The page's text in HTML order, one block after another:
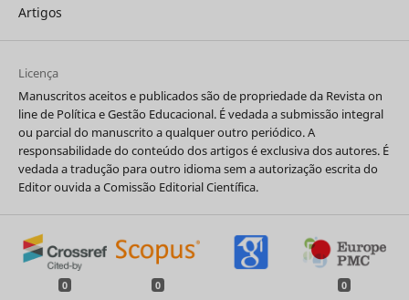
Artigos
Licença
Manuscritos aceitos e publicados são de propriedade da Revista on
line de Política e Gestão Educacional. É vedada a submissão integral
ou parcial do manuscrito a qualquer outro periódico. A
responsabilidade do conteúdo dos artigos é exclusiva dos autores. É
vedada a tradução para outro idioma sem a autorização escrita do
Editor ouvida a Comissão Editorial Científica.
0 0 0